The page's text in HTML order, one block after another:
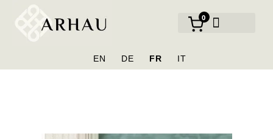
0
EN DE FR IT